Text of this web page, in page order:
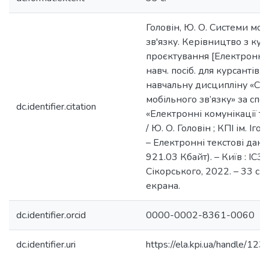
dc.identifier.citation
Головін, Ю. О. Системи
зв'язку. Керівництво з
проєктування
навч. посіб. для курсантів,
навчальну дисципліну
мобільного зв’язку» за
«Електронні комунікації
/ Ю. О. Головін ; КПІ ім.
– Електронні текстові
921.03 Кбайт). – Київ :
Сікорського, 2022. – 33 с.
екрана.
dc.identifier.orcid 0000-0002-8361-0060
dc.identifier.uri https://ela.kpi.ua/handle/